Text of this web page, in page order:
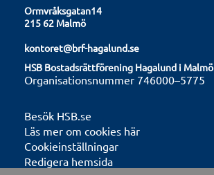
Ormvråksgatan14
215 62 Malmö
kontoret@brf-hagalund.se
HSB Bostadsrättförening Hagalund i Malmö
Organisationsnummer 746000–5775
Besök HSB.se
Läs mer om cookies här
Cookieinställningar
Redigera hemsida